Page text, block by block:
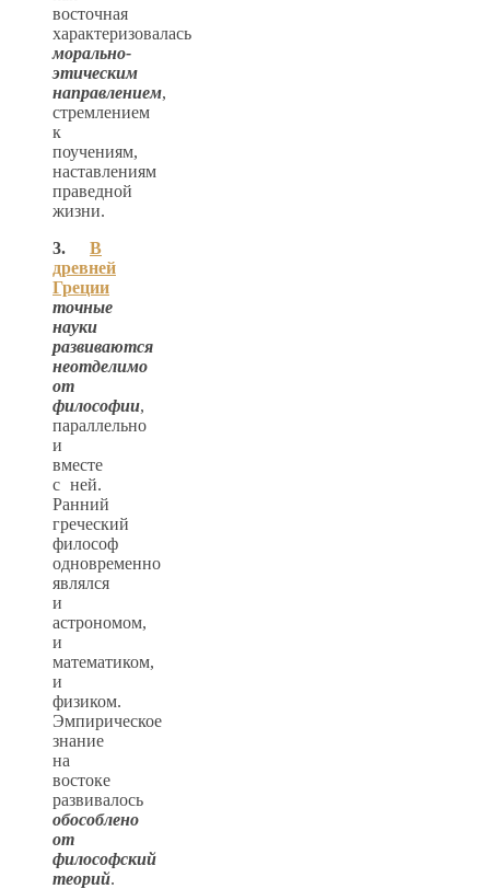
восточная
характеризовалась
морально-
этическим
направлением,
стремлением
к
поучениям,
наставлениям
праведной
жизни.
3.
В
древней
Греции
точные
науки
развиваются
неотделимо
от
философии,
параллельно
и
вместе
с ней.
Ранний
греческий
философ
одновременно
являлся
и
астрономом,
и
математиком,
и
физиком.
Эмпирическое
знание
на
востоке
развивалось
обособлено
от
философский
теорий.